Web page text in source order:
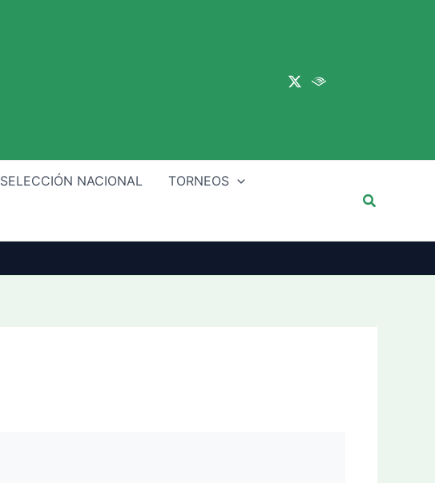
SELECCIÓN NACIONAL TORNEOS
Buscar